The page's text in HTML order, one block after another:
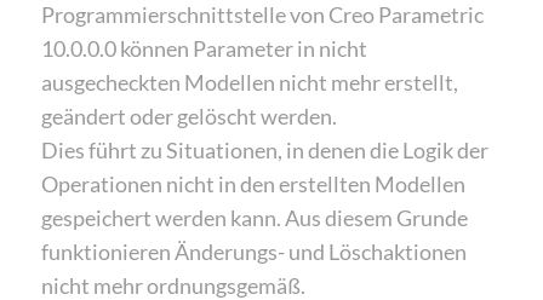
Programmierschnittstelle von Creo Parametric
10.0.0.0 können Parameter in nicht
ausgecheckten Modellen nicht mehr erstellt,
geändert oder gelöscht werden.
Dies führt zu Situationen, in denen die Logik der
Operationen nicht in den erstellten Modellen
gespeichert werden kann. Aus diesem Grunde
funktionieren Änderungs- und Löschaktionen
nicht mehr ordnungsgemäß.